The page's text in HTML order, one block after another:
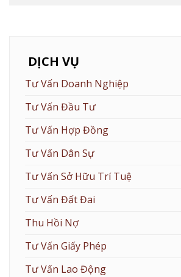
DỊCH VỤ
Tư Vấn Doanh Nghiệp
Tư Vấn Đầu Tư
Tư Vấn Hợp Đồng
Tư Vấn Dân Sự
Tư Vấn Sở Hữu Trí Tuệ
Tư Vấn Đất Đai
Thu Hồi Nợ
Tư Vấn Giấy Phép
Tư Vấn Lao Động